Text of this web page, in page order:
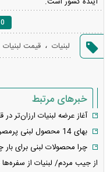
0
لبنیات ، قیمت لبنیات
خبرهای مرتبط
آغاز عرضه لبنیات ارزان‌تر در
بهای 14 محصول لبنی پرمصرف اعلام شد
چرا محصولات لبنی برای
از جیب مردم/ لبنیات از